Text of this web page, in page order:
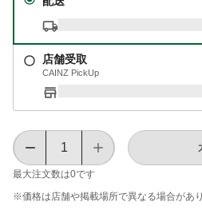
店舗受取
CAINZ PickUp
最大注文数は0です
※価格は​店舗や​掲載場所で​異なる​場合が​あり